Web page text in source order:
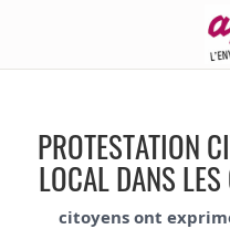
PROTESTATION
LOCAL DANS
citoyens ont